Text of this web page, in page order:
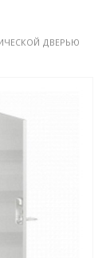
ДВЕРЬЮ